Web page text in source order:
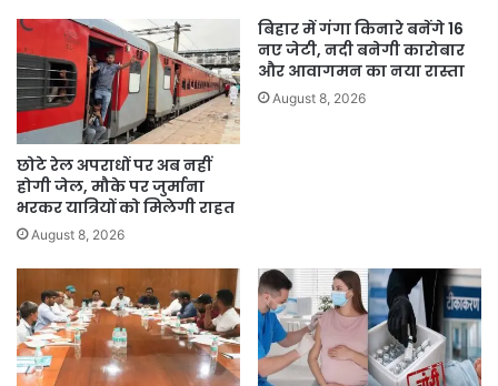
छोटे रेल अपराधों पर अब नहीं
होगी जेल, मौके पर जुर्माना
भरकर यात्रियों को मिलेगी राहत
August 8, 2026
बिहार में गंगा किनारे बनेंगे 16
नए जेटी, नदी बनेगी कारोबार
और आवागमन का नया रास्ता
August 8, 2026